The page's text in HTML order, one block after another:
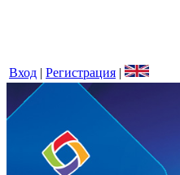
Вход | Регистрация |